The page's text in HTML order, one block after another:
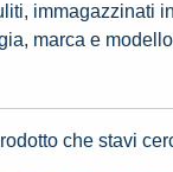
immagazzinati
marca e
che stavi